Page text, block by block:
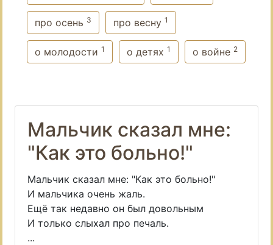
про осень 3 про весну 1
о молодости 1 о детях 1 о войне 2
Мальчик сказал мне:
"Как это больно!"
Мальчик сказал мне: "Как это больно!"
И мальчика очень жаль.
Ещё так недавно он был довольным
И только слыхал про печаль.
...